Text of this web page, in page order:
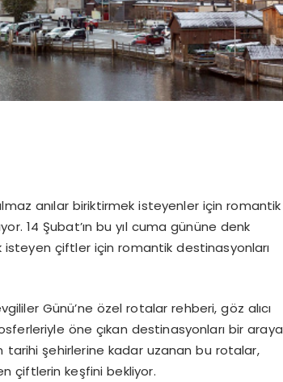
anılar biriktirmek isteyenler için romantik
14 Şubat’ın bu yıl cuma gününe denk
çiftler için romantik destinasyonları
Günü’ne özel rotalar rehberi, göz alıcı
öne çıkan destinasyonları bir araya
tarihi şehirlerine kadar uzanan bu rotalar,
çiftlerin keşfini bekliyor.